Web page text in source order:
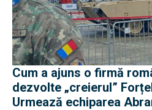
Cum a ajuns o firmă
dezvolte „creierul”
Urmează echiparea